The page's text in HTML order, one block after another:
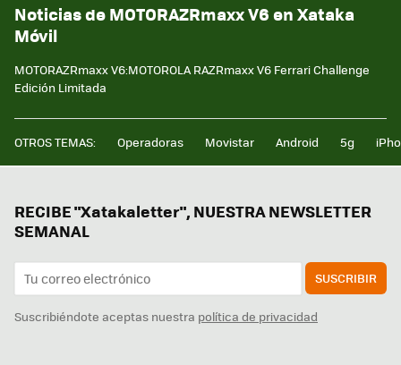
Noticias de MOTORAZRmaxx V6 en Xataka
Móvil
MOTORAZRmaxx V6:MOTOROLA RAZRmaxx V6 Ferrari Challenge
Edición Limitada
OTROS TEMAS: Operadoras Movistar Android 5g
RECIBE "Xatakaletter", NUESTRA NEWSLETTER
SEMANAL
SUSCRIBIR
Suscribiéndote aceptas nuestra política de privacidad